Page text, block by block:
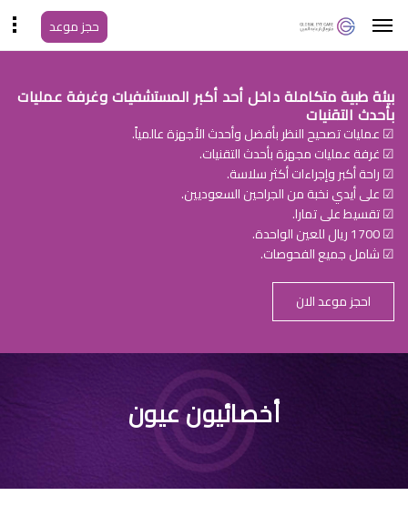
حجز موعد
بيئة طبية متكاملة داخل أحد أكبر المستشفيات وغرفة عمليات
بأحدث التقنيات
☑ عمليات تصحيح النظر بأفضل وأحدث الأجهزة عالمياً.
☑ غرفة عمليات مجهزة بأحدث التقنيات.
☑ راحة أكبر وإجراءات أكثر سلاسة.
☑ على أيدي نخبة من الجراحين السعوديين.
☑ تقسيط على تمارا.
☑ 1700 ريال للعين الواحدة.
☑ شامل جميع الفحوصات.
احجز موعد الان
أسباب جفاف العين عند
الاستيقاظ
أخصائيون عيون